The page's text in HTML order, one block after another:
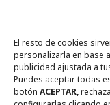
El resto de cookies
personalizarla en base
publicidad ajustada a
Puedes aceptar todas
botón ACEPTAR,
Tienda online